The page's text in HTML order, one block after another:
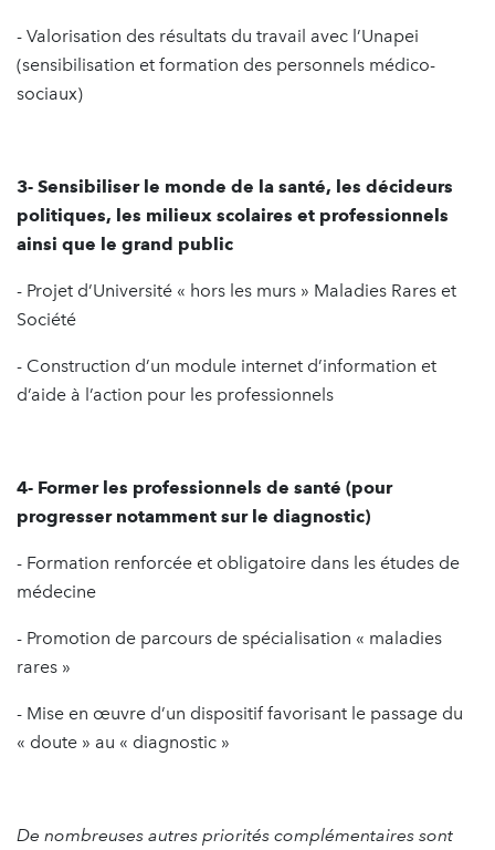
- Valorisation des résultats du travail avec l’Unapei
(sensibilisation et formation des personnels médico-
sociaux)
3- Sensibiliser le monde de la santé, les décideurs
politiques, les milieux scolaires et professionnels
ainsi que le grand public
- Projet d’Université « hors les murs » Maladies Rares et
Société
- Construction d’un module internet d’information et
d’aide à l’action pour les professionnels
4- Former les professionnels de santé (pour
progresser notamment sur le diagnostic)
- Formation renforcée et obligatoire dans les études de
médecine
- Promotion de parcours de spécialisation « maladies
rares »
- Mise en œuvre d’un dispositif favorisant le passage du
« doute » au « diagnostic »
De nombreuses autres priorités complémentaires sont